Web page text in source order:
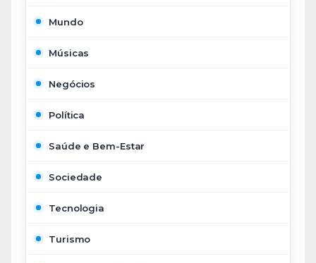
Mundo
Músicas
Negócios
Política
Saúde e Bem-Estar
Sociedade
Tecnologia
Turismo